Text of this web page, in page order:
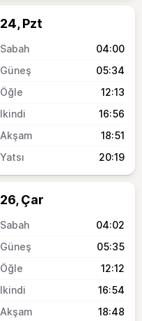
24, Pzt
04:00
05:34
12:13
16:56
18:51
20:19
26, Çar
04:02
05:35
12:12
16:54
18:48